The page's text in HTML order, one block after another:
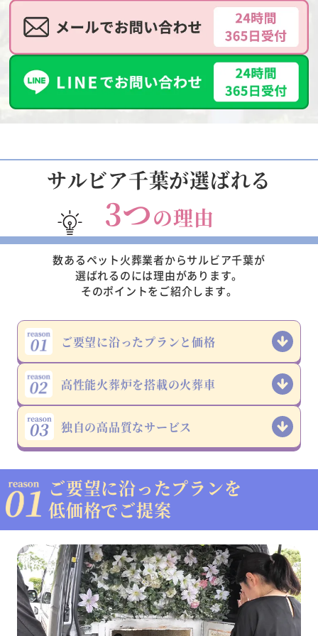
サルビア千葉が選ばれる
3つの理由
数あるペット火葬業者からサルビア千葉が
選ばれるのには理由があります。
そのポイントをご紹介します。
ご要望に沿ったプランと価格
高性能火葬炉を搭載の火葬車
独自の高品質なサービス
ご要望に沿ったプランを
低価格でご提案